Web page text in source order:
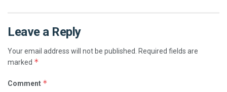
Leave a Reply
Your email address will not be published.
Required fields are
marked *
Comment *